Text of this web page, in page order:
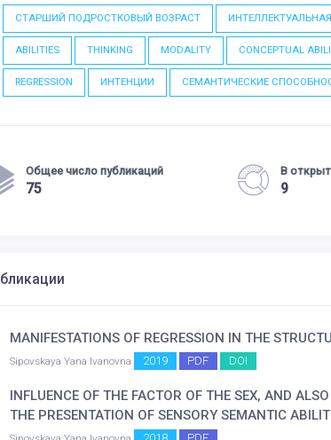
СТАРШИЙ ПОДРОСТКОВЫЙ ВОЗРАСТ
ABILITIES THINKING MODALITY CONCEPTUAL
REGRESSION ИНТЕНЦИИ СЕМАНТИЧЕСКИЕ
Общее число публикаций
75
В
9
MANIFESTATIONS OF REGRESSION IN THE
Sipovskaya Yana Ivanovna 2019 PDF DOI
INFLUENCE OF THE FACTOR OF THE SEX, AND
THE PRESENTATION OF SENSORY SEMANTIC